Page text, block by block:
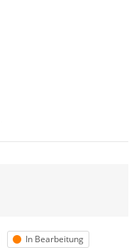
Status
In Bearbeitung